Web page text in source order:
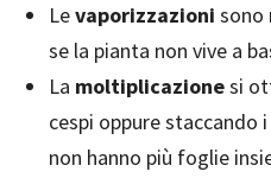
Levaporizzazioni sono
se la pianta non vive a
La moltiplicazionesi
cespi oppure staccando
non hanno più foglie